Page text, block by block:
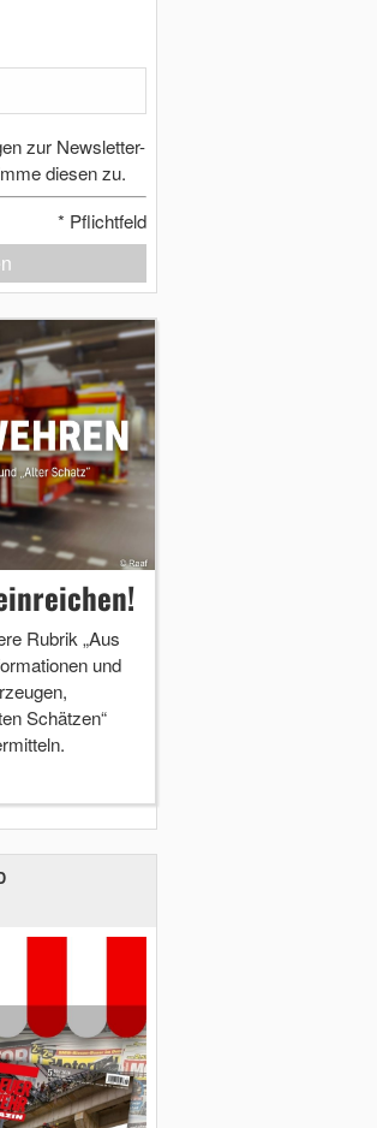
zur Newsletter-
diesen zu.
* Pflichtfeld
Rubrik „Aus
und
Schätzen“